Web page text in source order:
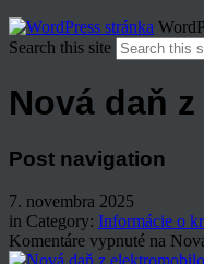
Search this site
Nová daň
Post navigation
7. novembra 2025
in Category: Informácie o
Komentáre vypnuté na